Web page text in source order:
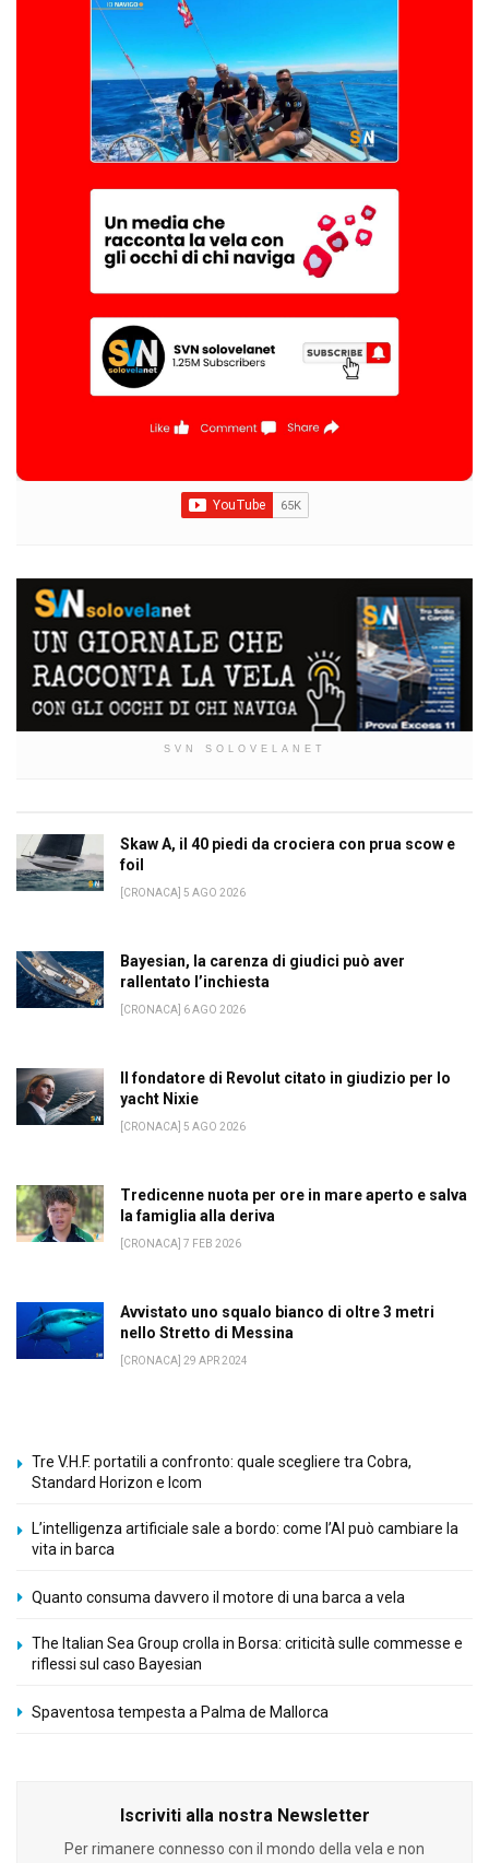
SVN SOLOVELANET
Skaw A, il 40 piedi da crociera con prua scow e
foil
[CRONACA] 5 AGO 2026
Bayesian, la carenza di giudici può aver
rallentato l’inchiesta
[CRONACA] 6 AGO 2026
Il fondatore di Revolut citato in giudizio per lo
yacht Nixie
[CRONACA] 5 AGO 2026
Tredicenne nuota per ore in mare aperto e salva
la famiglia alla deriva
[CRONACA] 7 FEB 2026
Avvistato uno squalo bianco di oltre 3 metri
nello Stretto di Messina
[CRONACA] 29 APR 2024
Tre V.H.F. portatili a confronto: quale scegliere tra Cobra,
Standard Horizon e Icom
L’intelligenza artificiale sale a bordo: come l’AI può cambiare la
vita in barca
Quanto consuma davvero il motore di una barca a vela
The Italian Sea Group crolla in Borsa: criticità sulle commesse e
riflessi sul caso Bayesian
Spaventosa tempesta a Palma de Mallorca
Iscriviti alla nostra Newsletter
Per rimanere connesso con il mondo della vela e non